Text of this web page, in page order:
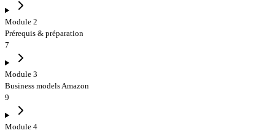
Module 2
Prérequis & préparation
7
Module 3
Business models Amazon
9
Module 4